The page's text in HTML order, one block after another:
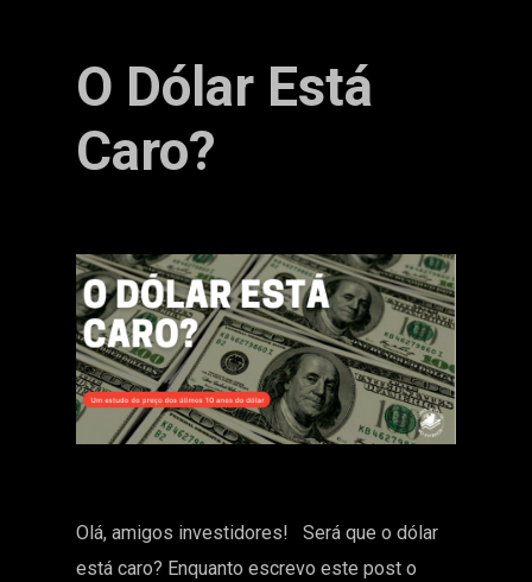
O Dólar Está
Caro?
Olá, amigos investidores! Será que o dólar
está caro? Enquanto escrevo este post o